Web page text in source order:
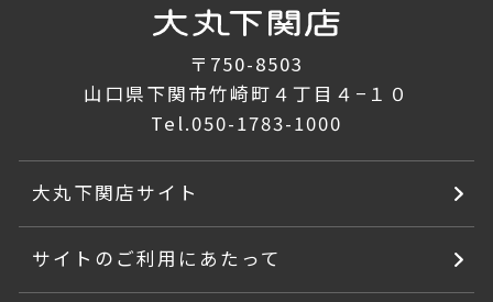
〒750-8503
山口県下関市竹崎町４丁目４−１０
Tel.050-1783-1000
大丸下関店サイト
サイトのご利用にあたって